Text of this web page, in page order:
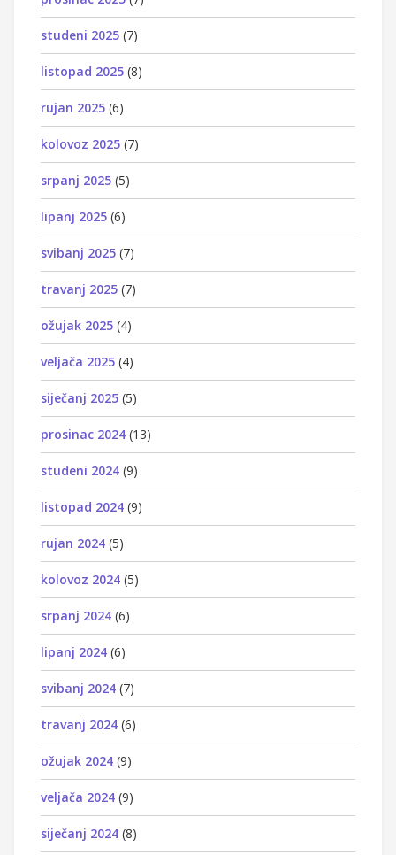
studeni 2025 (7)
listopad 2025 (8)
rujan 2025 (6)
kolovoz 2025 (7)
srpanj 2025 (5)
lipanj 2025 (6)
svibanj 2025 (7)
travanj 2025 (7)
ožujak 2025 (4)
veljača 2025 (4)
siječanj 2025 (5)
prosinac 2024 (13)
studeni 2024 (9)
listopad 2024 (9)
rujan 2024 (5)
kolovoz 2024 (5)
srpanj 2024 (6)
lipanj 2024 (6)
svibanj 2024 (7)
travanj 2024 (6)
ožujak 2024 (9)
veljača 2024 (9)
siječanj 2024 (8)